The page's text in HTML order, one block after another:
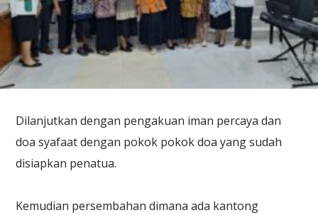
Dilanjutkan dengan pengakuan iman percaya dan
doa syafaat dengan pokok pokok doa yang sudah
disiapkan penatua.
Kemudian persembahan dimana ada kantong